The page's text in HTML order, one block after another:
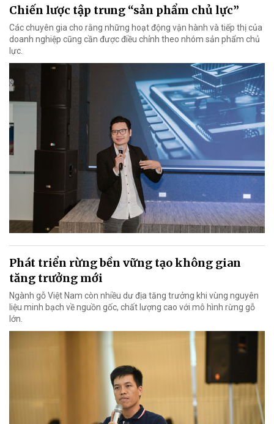
Chiến lược tập trung “sản phẩm chủ lực”
Các chuyên gia cho rằng những hoạt động vận hành và tiếp thị của
doanh nghiệp cũng cần được điều chỉnh theo nhóm sản phẩm chủ
lực.
Phát triển rừng bền vững tạo không gian
tăng trưởng mới
Ngành gỗ Việt Nam còn nhiều dư địa tăng trưởng khi vùng nguyên
liệu minh bạch về nguồn gốc, chất lượng cao với mô hình rừng gỗ
lớn.